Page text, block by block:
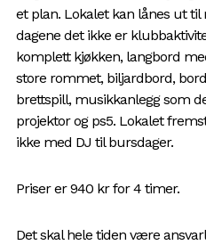
et plan. Lokalet kan lånes ut
dagene det ikke er
komplett kjøkken, langbord
store rommet, biljardbord,
brettspill, musikkanlegg som
projektor og ps5. Lokalet
ikke med DJ til bursdager.
Priser er 940 kr for 4 timer.
Det skal hele tiden være